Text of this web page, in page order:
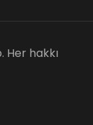
Her hakkı